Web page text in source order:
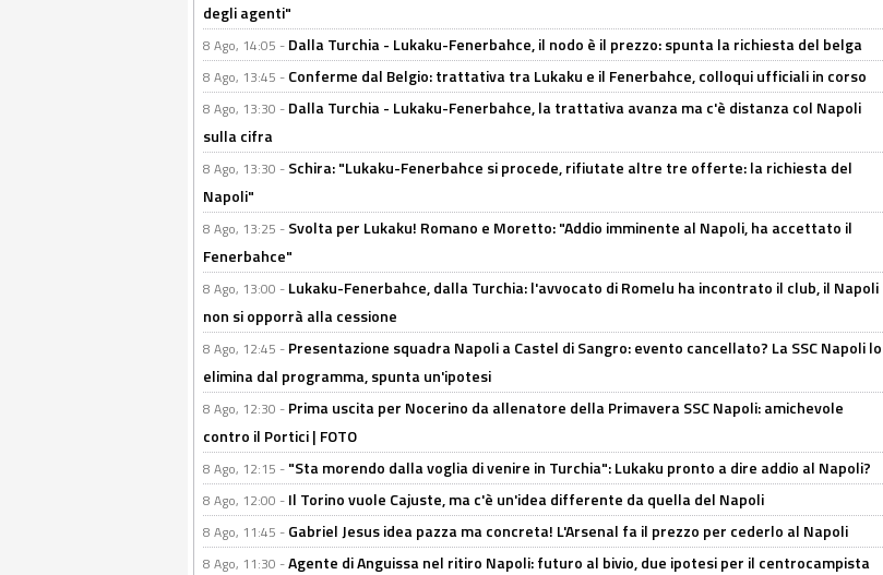
degli agenti"
8 Ago, 14:05 - Dalla Turchia - Lukaku-Fenerbahce, il nodo è il prezzo: spunta la richiesta del belga
8 Ago, 13:45 - Conferme dal Belgio: trattativa tra Lukaku e il Fenerbahce, colloqui ufficiali in corso
8 Ago, 13:30 - Dalla Turchia - Lukaku-Fenerbahce, la trattativa avanza ma c'è distanza col Napoli
sulla cifra
8 Ago, 13:30 - Schira: "Lukaku-Fenerbahce si procede, rifiutate altre tre offerte: la richiesta del
Napoli"
8 Ago, 13:25 - Svolta per Lukaku! Romano e Moretto: "Addio imminente al Napoli, ha accettato il
Fenerbahce"
8 Ago, 13:00 - Lukaku-Fenerbahce, dalla Turchia: l'avvocato di Romelu ha incontrato il club, il Napoli
non si opporrà alla cessione
8 Ago, 12:45 - Presentazione squadra Napoli a Castel di Sangro: evento cancellato? La SSC Napoli lo
elimina dal programma, spunta un'ipotesi
8 Ago, 12:30 - Prima uscita per Nocerino da allenatore della Primavera SSC Napoli: amichevole
contro il Portici | FOTO
8 Ago, 12:15 - "Sta morendo dalla voglia di venire in Turchia": Lukaku pronto a dire addio al Napoli?
8 Ago, 12:00 - Il Torino vuole Cajuste, ma c'è un'idea differente da quella del Napoli
8 Ago, 11:45 - Gabriel Jesus idea pazza ma concreta! L'Arsenal fa il prezzo per cederlo al Napoli
8 Ago, 11:30 -Agente di Anguissa nel ritiro Napoli: futuro al bivio, due ipotesi per il centrocampista